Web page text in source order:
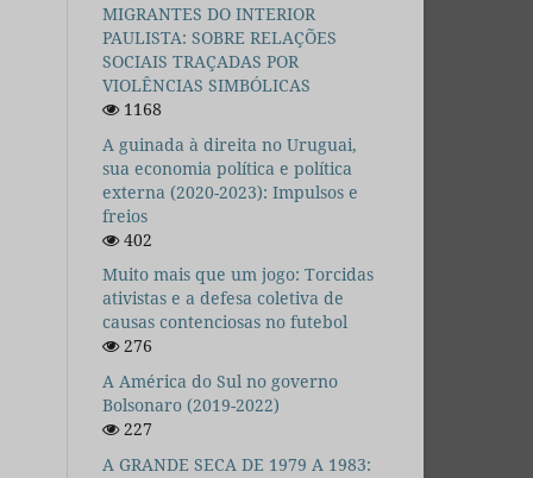
MIGRANTES DO INTERIOR
PAULISTA: SOBRE RELAÇÕES
SOCIAIS TRAÇADAS POR
VIOLÊNCIAS SIMBÓLICAS
1168
A guinada à direita no Uruguai,
sua economia política e política
externa (2020-2023): Impulsos e
freios
402
Muito mais que um jogo: Torcidas
ativistas e a defesa coletiva de
causas contenciosas no futebol
276
A América do Sul no governo
Bolsonaro (2019-2022)
227
A GRANDE SECA DE 1979 A 1983: